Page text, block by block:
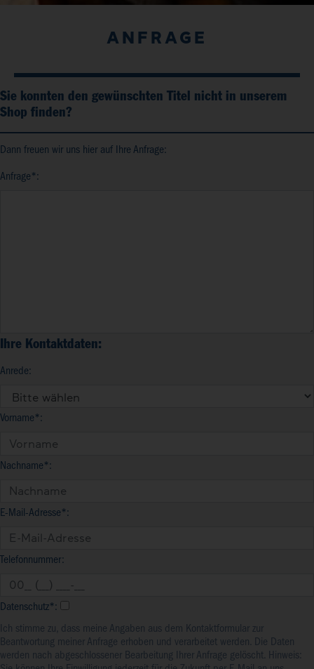
ANFRAGE
Sie konnten den gewünschten Titel nicht in unserem
Shop finden?
Dann freuen wir uns hier auf Ihre Anfrage:
Anfrage*:
Ihre Kontaktdaten:
Anrede:
Vorname*:
Nachname*:
E-Mail-Adresse*:
Telefonnummer:
Datenschutz*:
Ich stimme zu, dass meine Angaben aus dem Kontaktformular zur
Beantwortung meiner Anfrage erhoben und verarbeitet werden. Die Daten
werden nach abgeschlossener Bearbeitung Ihrer Anfrage gelöscht. Hinweis: